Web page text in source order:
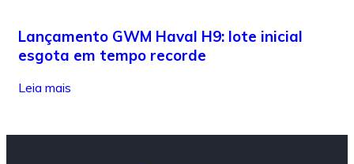
Lançamento GWM Haval H9: lote inicial
esgota em tempo recorde
Leia mais